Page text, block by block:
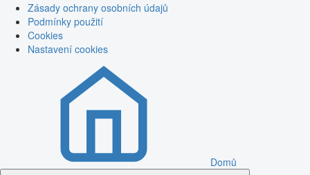
Zásady ochrany osobních údajů
Podmínky použití
Cookies
Nastavení cookies
Domů